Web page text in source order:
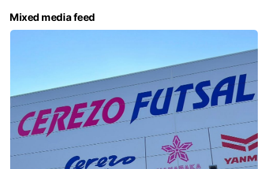
Mixed media feed